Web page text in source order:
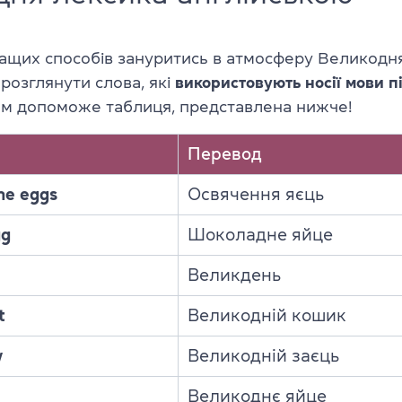
способів зануритись в атмосферу
слова, які використовують носії мови
допоможе таблиця, представлена нижче!
Перевод
eggs Освячення яєць
Шоколадне яйце
Великдень
Великодній кошик
Великодній заєць
Великоднє яйце